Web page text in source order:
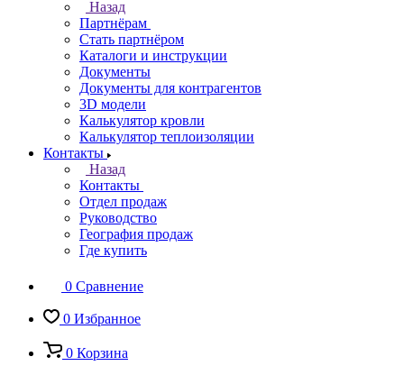
Назад
Партнёрам
Стать партнёром
Каталоги и инструкции
Документы
Документы для контрагентов
3D модели
Калькулятор кровли
Калькулятор теплоизоляции
Контакты
Назад
Контакты
Отдел продаж
Руководство
География продаж
Где купить
0 Сравнение
0 Избранное
0 Корзина